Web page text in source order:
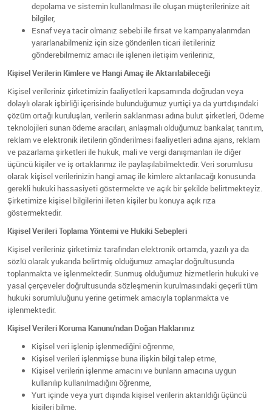
depolama ve sistemin kullanılması ile oluşan müşterilerinize ait
bilgiler,
Esnaf veya tacir olmanız sebebi ile fırsat ve kampanyalarımdan
yararlanabilmeniz için size gönderilen ticari iletileriniz
gönderebilmemiz amacı ile işlenen iletişim verileriniz,
Kişisel Verilerin Kimlere ve Hangi Amaç ile Aktarılabileceği
Kişisel verileriniz şirketimizin faaliyetleri kapsamında doğrudan veya
dolaylı olarak işbirliği içerisinde bulunduğumuz yurtiçi ya da yurtdışındaki
çözüm ortağı kuruluşları, verilerin saklanması adına bulut şirketleri, Ödeme
teknolojileri sunan ödeme aracıları, anlaşmalı olduğumuz bankalar, tanıtım,
reklam ve elektronik iletilerin gönderilmesi faaliyetleri adına ajans, reklam
ve pazarlama şirketleri ile hukuk, mali ve vergi danışmanları ile diğer
üçüncü kişiler ve iş ortaklarımız ile paylaşılabilmektedir. Veri sorumlusu
olarak kişisel verilerinizin hangi amaç ile kimlere aktarılacağı konusunda
gerekli hukuki hassasiyeti göstermekte ve açık bir şekilde belirtmekteyiz.
Şirketimize kişisel bilgilerini ileten kişiler bu konuya açık rıza
göstermektedir.
Kişisel Verileri Toplama Yöntemi ve Hukiki Sebepleri
Kişisel verileriniz şirketimiz tarafından elektronik ortamda, yazılı ya da
sözlü olarak yukarıda belirtmiş olduğumuz amaçlar doğrultusunda
toplanmakta ve işlenmektedir. Sunmuş olduğumuz hizmetlerin hukuki ve
yasal çerçeveler doğrultusunda sözleşmenin kurulmasındaki geçerli tüm
hukuki sorumluluğunu yerine getirmek amacıyla toplanmakta ve
işlenmektedir.
Kişisel Verileri Koruma Kanunu'ndan Doğan Haklarınız
Kişisel veri işlenip işlenmediğini öğrenme,
Kişisel verileri işlenmişse buna ilişkin bilgi talep etme,
Kişisel verilerin işlenme amacını ve bunların amacına uygun
kullanılıp kullanılmadığını öğrenme,
Yurt içinde veya yurt dışında kişisel verilerin aktarıldığı üçüncü
kişileri bilme,